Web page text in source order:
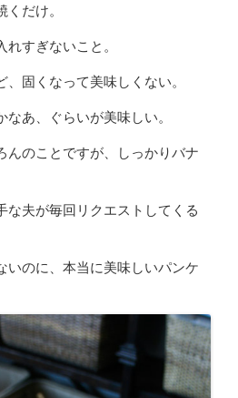
だけ。
すぎないこと。
固くなって美味しくない。
あ、ぐらいが美味しい。
んのことですが、しっかりバナ
な夫が毎回リクエストしてくる
いのに、本当に美味しいパンケ